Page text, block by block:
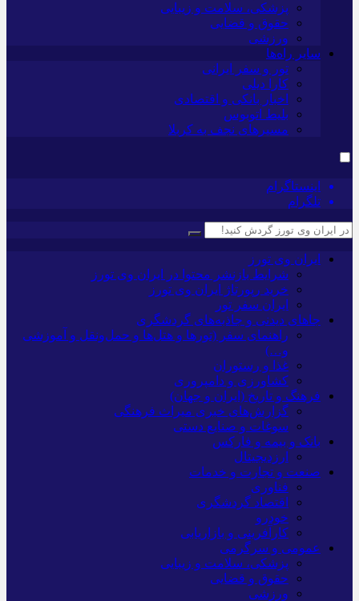
پزشکی، سلامت و زیبایی
حقوق و قضایی
ورزشی
سایر راه‌ها
تور و سفر ایرانی
کارا دیلی
اخبار بانکی و اقتصادی
بلیط اتوبوس
مسیرهای نجف به کربلا
اینستاگرام
تلگرام
ایران وی تورز
شرایط بازنشر محتوا در ایران وی تورز
خرید رپورتاژ ایران وی تورز
ایران سفر تور
جاهای دیدنی و جاذبه‌های گردشگری
راهنمای سفر (تورها و هتل‌ها و حمل‌و‌نقل و آموزشی
و…)
غذا و رستوران
کشاورزی و دامپروری
فرهنگ و تاریخ (ایران و جهان)
گزارش‌های خبری میراث فرهنگی
سوغات و صنایع دستی
بانک و بیمه و فارکس
ارزدیجیتال
صنعت و تجارت و خدمات
فناوری
اقتصاد گردشگری
خودرو
کارآفرینی و بازاریابی
عمومی و سرگرمی
پزشکی، سلامت و زیبایی
حقوق و قضایی
ورزشی